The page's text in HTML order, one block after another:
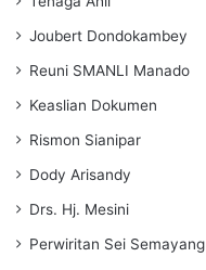
Joubert Dondokambey
Reuni SMANLI Manado
Keaslian Dokumen
Rismon Sianipar
Dody Arisandy
Drs. Hj. Mesini
Perwiritan Sei Semayang